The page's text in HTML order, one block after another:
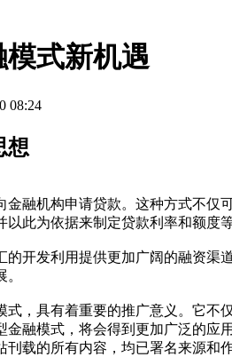
式新机遇
08:24
想
融机构申请贷款。这种方式不
此为依据来制定贷款利率和额度等
开发利用提供更加广阔的融资
，具有着重要的推广意义。它
融模式，将会得到更加广泛的应用
刊载的所有内容，均已署名来源